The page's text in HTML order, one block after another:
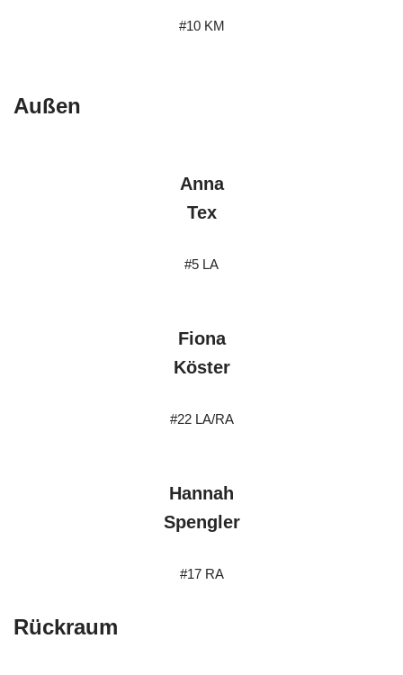
#10 KM
Außen
Anna
Tex
#5 LA
Fiona
Köster
#22 LA/RA
Hannah
Spengler
#17 RA
Rückraum